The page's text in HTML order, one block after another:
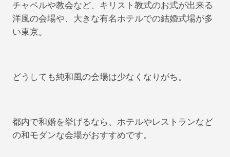
チャペルや教会など、キリスト教式のお式が出来る
洋風の会場や、大きな有名ホテルでの結婚式場が多
い東京。
どうしても純和風の会場は少なくなりがち。
都内で和婚を挙げるなら、ホテルやレストランなど
の和モダンな会場がおすすめです。